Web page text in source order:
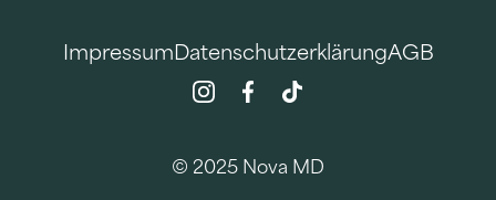
ImpressumDatenschutzerklärungAGB
© 2025 Nova MD